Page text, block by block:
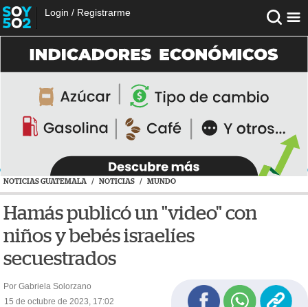
Login / Registrarme
NOTICIAS GUATEMALA / NOTICIAS / MUNDO
Hamás publicó un "video" con
niños y bebés israelíes
secuestrados
Por Gabriela Solorzano
15 de octubre de 2023, 17:02